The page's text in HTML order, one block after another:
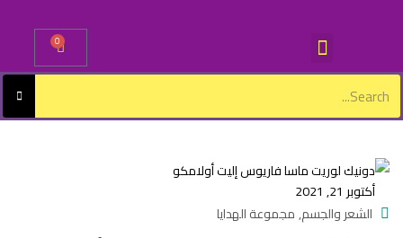
0
أكتوبر 21, 2021
الشعر والجسم,مجموعة الهدايا
Remember me